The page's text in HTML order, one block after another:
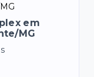
em
MG